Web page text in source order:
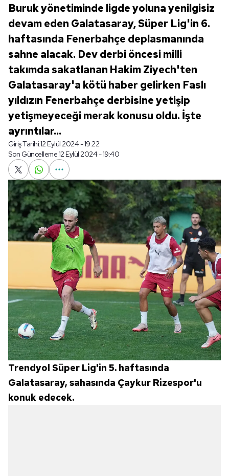
Buruk yönetiminde ligde yoluna yenilgisiz
devam eden Galatasaray, Süper Lig'in 6.
haftasında Fenerbahçe deplasmanında
sahne alacak. Dev derbi öncesi milli
takımda sakatlanan Hakim Ziyech'ten
Galatasaray'a kötü haber gelirken Faslı
yıldızın Fenerbahçe derbisine yetişip
yetişmeyeceği merak konusu oldu. İşte
ayrıntılar...
Giriş Tarihi:12 Eylül 2024 - 19:22
Son Güncelleme:12 Eylül 2024 - 19:40
Trendyol Süper Lig'in 5. haftasında
Galatasaray, sahasında Çaykur Rizespor'u
konuk edecek.